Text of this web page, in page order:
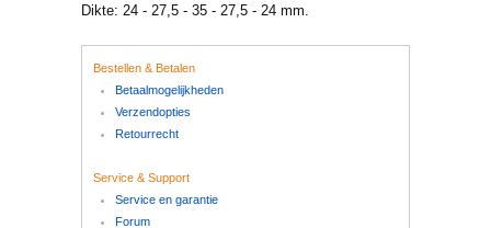
Dikte: 24 - 27,5 - 35 - 27,5 - 24 mm.
Bestellen & Betalen
Betaalmogelijkheden
Verzendopties
Retourrecht
Service & Support
Service en garantie
Forum